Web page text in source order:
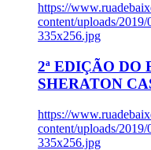
https://
content/uploads/2019/
335x256.jpg
2ª EDIÇÃO DO
SHERATON
https://
content/uploads/
335x256.jpg